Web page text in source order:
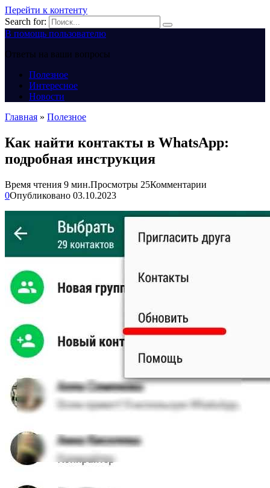
Перейти к контенту
Search for:
В помощь пользователю
Ответы на ваши вопросы
Полезное
Интересное
Новости
Главная » Полезное
Как найти контакты в WhatsApp:
подробная инструкция
Время чтения 9 мин.Просмотры 25Комментарии
0Опубликовано 03.10.2023